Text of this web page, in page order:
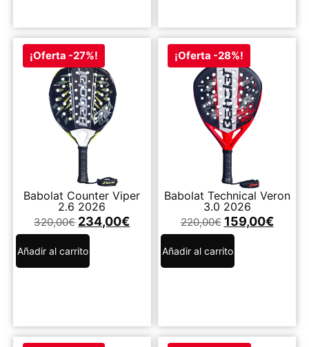
¡Oferta -27%!
Babolat Counter Viper
2.6 2026
320,00€ 234,00€
Añadir al carrito
¡Oferta -28%!
Babolat Technical Veron
3.0 2026
220,00€ 159,00€
Añadir al carrito